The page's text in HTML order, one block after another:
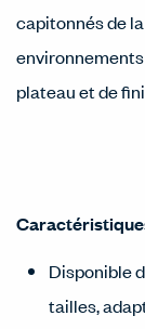
capitonnés de
plateau et de
Disponible
tailles,